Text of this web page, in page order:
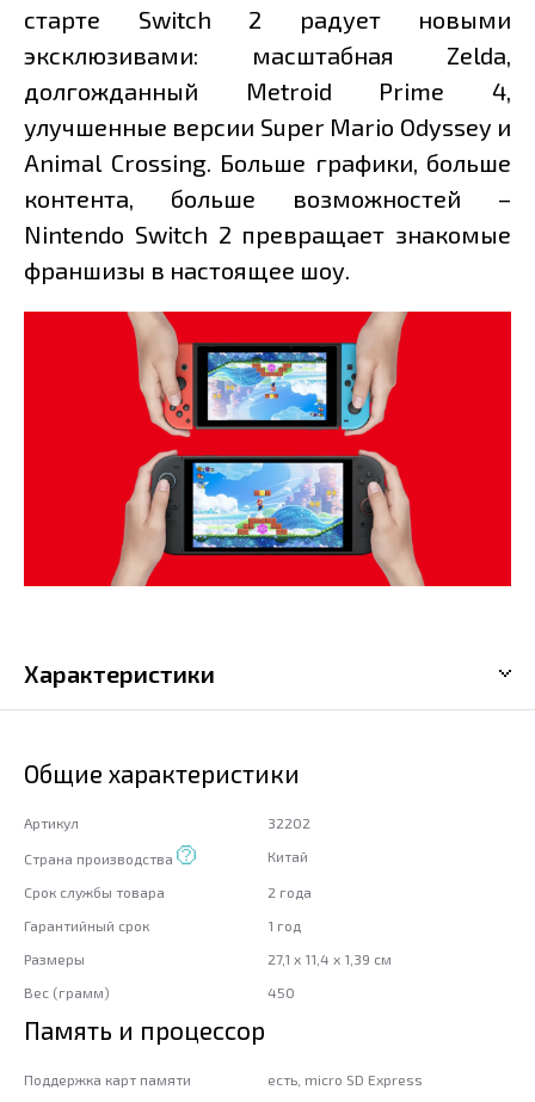
старте Switch 2 радует новыми
эксклюзивами: масштабная Zelda,
долгожданный Metroid Prime 4,
улучшенные версии Super Mario Odyssey и
Animal Crossing. Больше графики, больше
контента, больше возможностей –
Nintendo Switch 2 превращает знакомые
франшизы в настоящее шоу.
Характеристики
Общие характеристики
Артикул 32202
Страна производства Китай
Срок службы товара
2 года
Гарантийный срок
1 год
Размеры
27,1 x 11,4 x 1,39 см
Вес (грамм)
450
Память и процессор
Поддержка карт памяти
есть, micro SD Express